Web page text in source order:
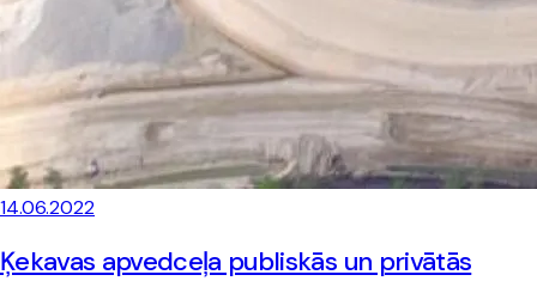
14.06.2022
Ķekavas apvedceļa publiskās un privātās